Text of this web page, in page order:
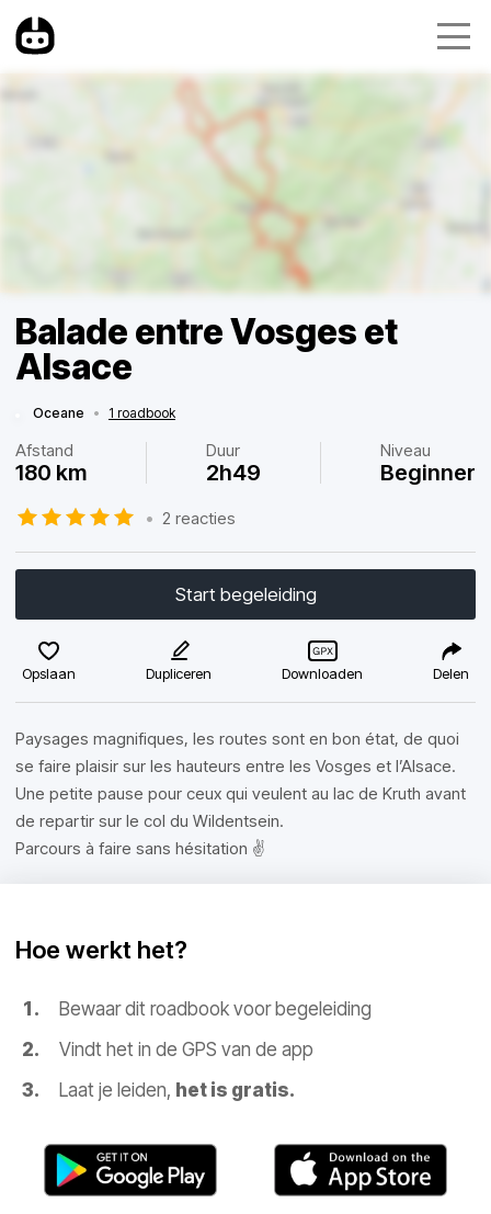
Balade entre Vosges et
Alsace
Oceane • 1 roadbook
Afstand
180 km
Duur
2h49
Niveau
Beginner
• 2 reacties
Start begeleiding
Opslaan Dupliceren Downloaden Delen
Paysages magnifiques, les routes sont en bon état, de quoi
se faire plaisir sur les hauteurs entre les Vosges et l’Alsace.
Une petite pause pour ceux qui veulent au lac de Kruth avant
de repartir sur le col du Wildentsein.
Parcours à faire sans hésitation ✌️
Hoe werkt het?
Bewaar dit roadbook voor begeleiding
Vindt het in de GPS van de app
Laat je leiden, het is gratis.